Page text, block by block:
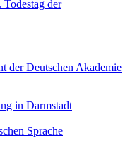
der
der Deutschen Akademie
in Darmstadt
Sprache